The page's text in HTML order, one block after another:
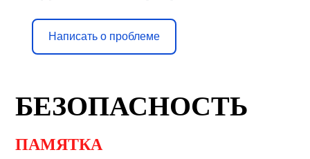
Написать о проблеме
БЕЗОПАСНОСТЬ
ПАМЯТКА